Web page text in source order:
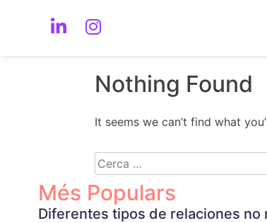
Nothing Found
It seems we can’t find what
Cerca:
Més Populars
Diferentes tipos de relaciones no